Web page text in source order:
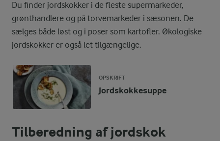
Du finder jordskokker i de fleste supermarkeder,
grønthandlere og på torvemarkeder i sæsonen. De
sælges både løst og i poser som kartofler. Økologiske
jordskokker er også let tilgængelige.
OPSKRIFT
Jordskokkesuppe
Tilberedning af jordskok